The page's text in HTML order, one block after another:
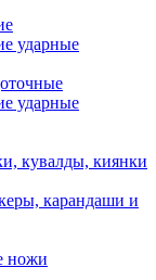
ударные
ударные
кувалды, киянки
карандаши и
ножи